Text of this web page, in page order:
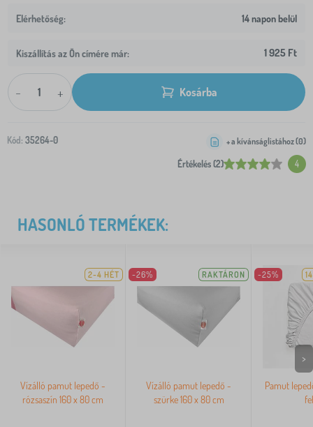
14 napon belül
Kiszállítás az Ön címére már: 1 925 Ft
- + Kosárba
Kód: 35264-0
Értékelés (2) 4
+ a kívánságlistához (0)
HASONLÓ TERMÉKEK:
2-4 HÉT
Vízálló pamut lepedő -
rózsaszín 160 x 80 cm
-26% RAKTÁRON
Vízálló pamut lepedő -
szürke 160 x 80 cm
-25%
Pamut
>